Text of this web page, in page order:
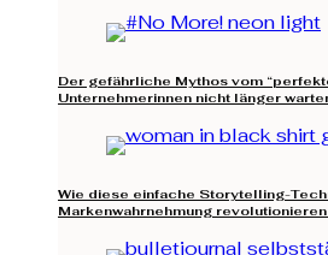
Der gefährliche Mythos vom
Unternehmerinnen nicht länger
Wie diese einfache Storytelling-
Markenwahrnehmung